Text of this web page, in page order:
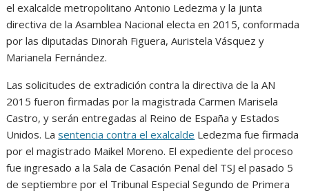
el exalcalde metropolitano Antonio Ledezma y la junta
directiva de la Asamblea Nacional electa en 2015, conformada
por las diputadas Dinorah Figuera, Auristela Vásquez y
Marianela Fernández.
Las solicitudes de extradición contra la directiva de la AN
2015 fueron firmadas por la magistrada Carmen Marisela
Castro, y serán entregadas al Reino de España y Estados
Unidos. Lasentencia contra el exalcalde Ledezma fue firmada
por el magistrado Maikel Moreno. El expediente del proceso
fue ingresado a la Sala de Casación Penal del TSJ el pasado 5
de septiembre por el Tribunal Especial Segundo de Primera